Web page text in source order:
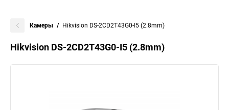
Камеры Hikvision DS-2CD2T43G0-I5 (2.8mm)
Hikvision DS-2CD2T43G0-I5 (2.8mm)